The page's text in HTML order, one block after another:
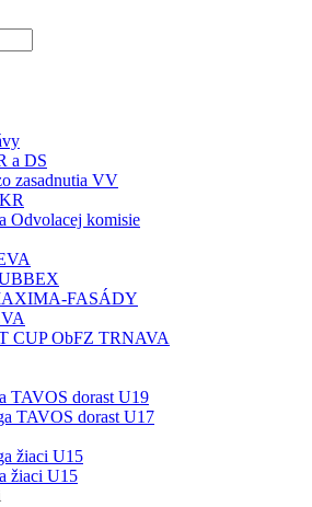
a DS
zasadnutia VV
Odvolacej komisie
FASÁDY
CUP ObFZ TRNAVA
TAVOS dorast U19
TAVOS dorast U17
žiaci U15
žiaci U15